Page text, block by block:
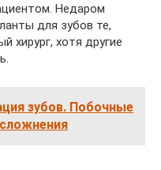
Недаром
для зубов те,
хирург, хотя другие
зубов. Побочные